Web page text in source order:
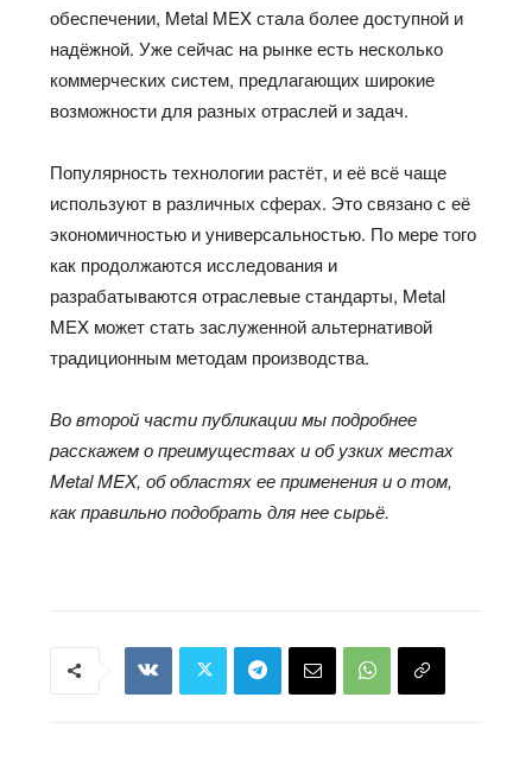
обеспечении, Metal MEX стала более доступной и
надёжной. Уже сейчас на рынке есть несколько
коммерческих систем, предлагающих широкие
возможности для разных отраслей и задач.
Популярность технологии растёт, и её всё чаще
используют в различных сферах. Это связано с её
экономичностью и универсальностью. По мере того
как продолжаются исследования и
разрабатываются отраслевые стандарты, Metal
MEX может стать заслуженной альтернативой
традиционным методам производства.
Во второй части публикации мы подробнее
расскажем о преимуществах и об узких местах
MetalMEX, об областях ее применения и о том,
как правильно подобрать для нее сырьё.